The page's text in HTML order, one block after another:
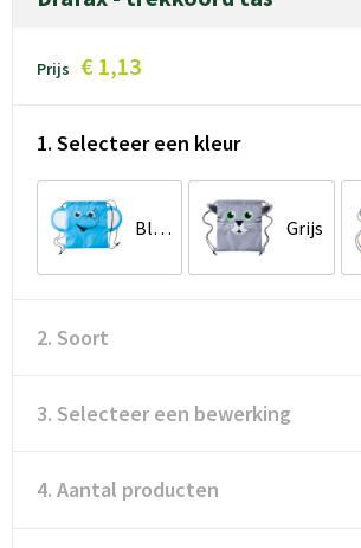
Prijs € 1,13
1. Selecteer een kleur
Blauw Grijs
2. Soort
3. Selecteer een bewerking
4. Aantal producten